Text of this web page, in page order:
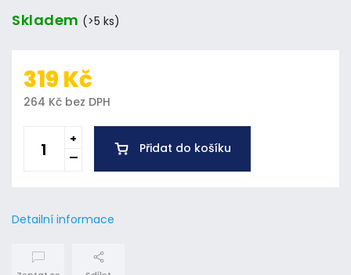
Skladem (>5 ks)
319 Kč
264 Kč bez DPH
Přidat do košíku
Detailní informace